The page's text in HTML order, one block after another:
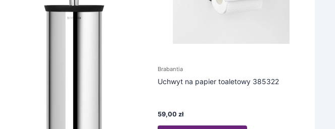
Brabantia
Uchwyt na papier toaletowy 385322
59,00 zł